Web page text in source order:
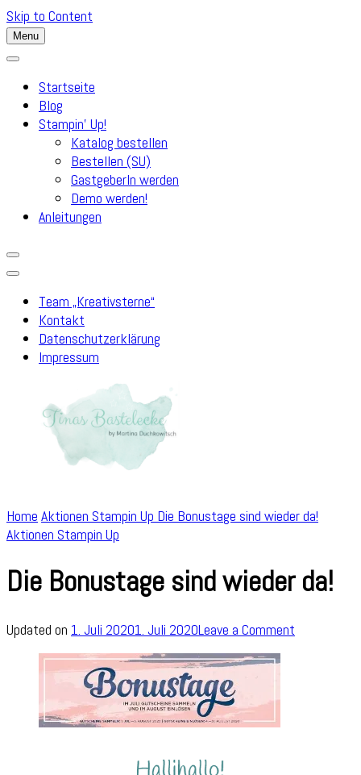
Skip to Content
Menu
Startseite
Blog
Stampin’ Up!
Katalog bestellen
Bestellen (SU)
GastgeberIn werden
Demo werden!
Anleitungen
Team „Kreativsterne“
Kontakt
Datenschutzerklärung
Impressum
Home Aktionen Stampin Up Die Bonustage sind wieder da!
Aktionen Stampin Up
Die Bonustage sind wieder da!
Updated on 1. Juli 20201. Juli 2020Leave a Comment